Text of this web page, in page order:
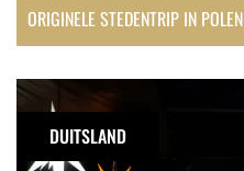
ORIGINELE STEDENTRIP IN POLEN
Lauscha:
geboorteplaats
DUITSLAND